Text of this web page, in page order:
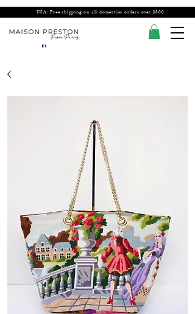
USA: Free shipping on all domestics orders over $300